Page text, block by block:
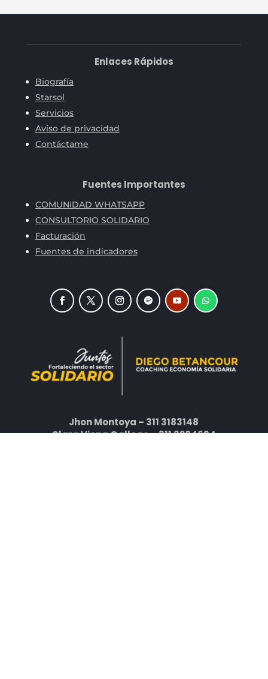
Enlaces Rápidos
Biografía
Starsol
Servicios
Aviso de privacidad
Contáctame
Fuentes Importantes
COMUNIDAD WHATSAPP
CONSULTORIO SOLIDARIO
Facturación
Fuentes de indicadores
Jhon Montoya – 311 3183148
Clara Viena Gallego – 311 3284694